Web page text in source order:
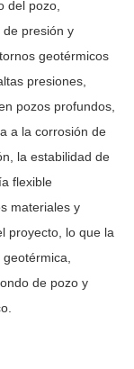
del pozo,
presión y
geotérmicos
presiones,
pozos profundos,
a la corrosión de
la estabilidad de
flexible
materiales y
proyecto, lo que la
de pozo y